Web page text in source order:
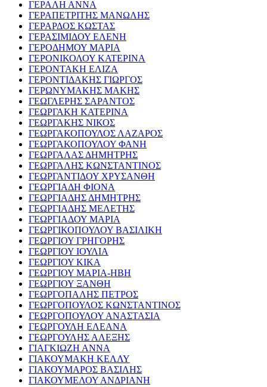
ΓΕΡΑΛΗ ΑΝΝΑ
ΓΕΡΑΠΕΤΡΙΤΗΣ ΜΑΝΩΛΗΣ
ΓΕΡΑΡΔΟΣ ΚΩΣΤΑΣ
ΓΕΡΑΣΙΜΙΔΟΥ ΕΛΕΝΗ
ΓΕΡΟΔΗΜΟΥ ΜΑΡΙΑ
ΓΕΡΟΝΙΚΟΛΟΥ ΚΑΤΕΡΙΝΑ
ΓΕΡΟΝΤΑΚΗ ΕΛΙΖΑ
ΓΕΡΟΝΤΙΔΑΚΗΣ ΓΙΩΡΓΟΣ
ΓΕΡΩΝΥΜΑΚΗΣ ΜΑΚΗΣ
ΓΕΩΓΛΕΡΗΣ ΣΑΡΑΝΤΟΣ
ΓΕΩΡΓΑΚΗ ΚΑΤΕΡΙΝΑ
ΓΕΩΡΓΑΚΗΣ ΝΙΚΟΣ
ΓΕΩΡΓΑΚΟΠΟΥΛΟΣ ΛΑΖΑΡΟΣ
ΓΕΩΡΓΑΚΟΠΟΥΛΟΥ ΦΑΝΗ
ΓΕΩΡΓΑΛΑΣ ΔΗΜΗΤΡΗΣ
ΓΕΩΡΓΑΛΗΣ ΚΩΝΣΤΑΝΤΙΝΟΣ
ΓΕΩΡΓΑΝΤΙΔΟΥ ΧΡΥΣΑΝΘΗ
ΓΕΩΡΓΙΑΔΗ ΦΙΟΝΑ
ΓΕΩΡΓΙΑΔΗΣ ΔΗΜΗΤΡΗΣ
ΓΕΩΡΓΙΑΔΗΣ ΜΕΛΕΤΗΣ
ΓΕΩΡΓΙΑΔΟΥ ΜΑΡΙΑ
ΓΕΩΡΓΙΚΟΠΟΥΛΟΥ ΒΑΣΙΛΙΚΗ
ΓΕΩΡΓΙΟΥ ΓΡΗΓΟΡΗΣ
ΓΕΩΡΓΙΟΥ ΙΟΥΛΙΑ
ΓΕΩΡΓΙΟΥ ΚΙΚΑ
ΓΕΩΡΓΙΟΥ ΜΑΡΙΑ-ΗΒΗ
ΓΕΩΡΓΙΟΥ ΞΑΝΘΗ
ΓΕΩΡΓΟΠΑΛΗΣ ΠΕΤΡΟΣ
ΓΕΩΡΓΟΠΟΥΛΟΣ ΚΩΝΣΤΑΝΤΙΝΟΣ
ΓΕΩΡΓΟΠΟΥΛΟΥ ΑΝΑΣΤΑΣΙΑ
ΓΕΩΡΓΟΥΛΗ ΕΛΕΑΝΑ
ΓΕΩΡΓΟΥΛΗΣ ΑΛΕΞΗΣ
ΓΙΑΓΚΙΩΖΗ ΑΝΝΑ
ΓΙΑΚΟΥΜΑΚΗ ΚΕΛΛΥ
ΓΙΑΚΟΥΜΑΡΟΣ ΒΑΣΙΛΗΣ
ΓΙΑΚΟΥΜΕΛΟΥ ΑΝΔΡΙΑΝΗ